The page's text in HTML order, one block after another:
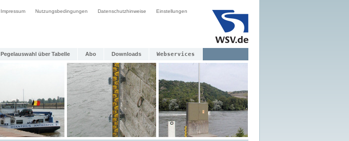
Impressum Nutzungsbedingungen Datenschutzhinweise Einstellungen
Pegelauswahl über Tabelle Abo Downloads Webservices